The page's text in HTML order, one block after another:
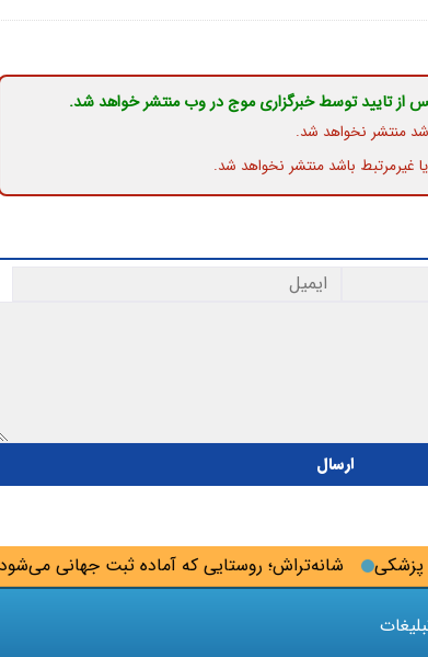
شانه‌تراش؛ روستایی که آماده ثبت جهانی می‌شود
از تایید توسط خبرگزاری موج در وب منتشر خواهد شد.
منتشر نخواهد شد.
غیرمرتبط باشد منتشر نخواهد شد.
ارسال